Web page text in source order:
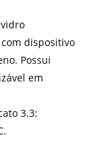
dispositivo
Possui
em
3.3: